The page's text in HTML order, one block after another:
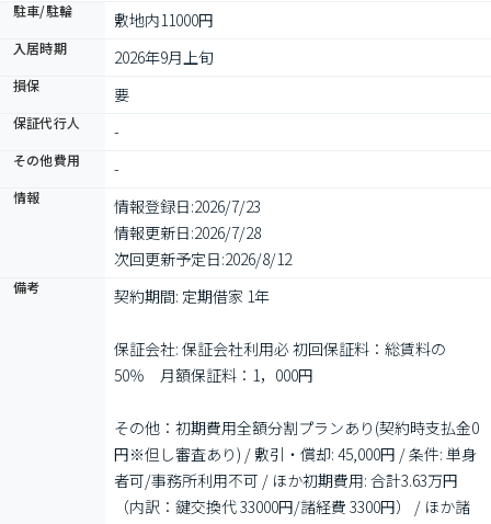
駐車/駐輪 敷地内11000円
入居時期 2026年9月上旬
損保 要
保証代行人 -
その他費用 -
情報 情報登録日:2026/7/23
情報更新日:2026/7/28
次回更新予定日:2026/8/12
備考 契約期間: 定期借家 1年
保証会社: 保証会社利用必 初回保証料：総賃料の
50％　月額保証料：1，000円
その他：初期費用全額分割プランあり(契約時支払金0
円※但し審査あり) / 敷引・償却: 45,000円 / 条件: 単身
者可/事務所利用不可 / ほか初期費用: 合計3.63万円
（内訳：鍵交換代 33000円/諸経費 3300円） / ほか諸